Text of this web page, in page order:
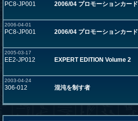
PC8-JP001 2006/04 プロモーションカード
2006-04-01
PC8-JP001 2006/04 プロモーションカード
2005-03-17
EE2-JP012 EXPERT EDITION Volume 2
2003-04-24
306-012 混沌を制す者